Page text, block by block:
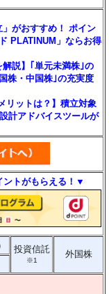
がおすすめ！ ポイン
PLATINUM」ならお得
説】｢単元未満株｣の
株・中国株｣の充実度
リットは？】積立対象
計アドバイスツールが
ントがもらえる！▼
投資信託
※1
外国株